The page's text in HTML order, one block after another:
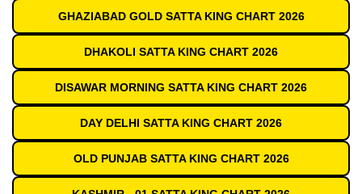
GHAZIABAD GOLD SATTA KING CHART 2026
DHAKOLI SATTA KING CHART 2026
DISAWAR MORNING SATTA KING CHART 2026
DAY DELHI SATTA KING CHART 2026
OLD PUNJAB SATTA KING CHART 2026